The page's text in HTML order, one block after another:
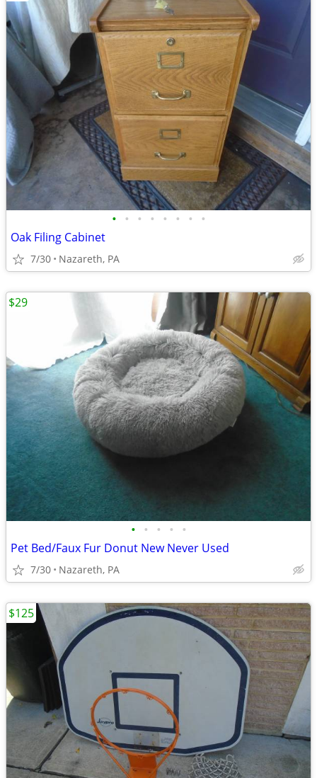
• • • • • • • •
Oak Filing Cabinet
7/30 Nazareth, PA
• • • • •
Pet Bed/Faux Fur Donut New Never Used
7/30 Nazareth, PA
$29
$125